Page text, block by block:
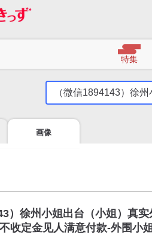
特集
気
こ
う
画像
）徐州小姐出台（小姐）真
收定金见人满意付款-外围小